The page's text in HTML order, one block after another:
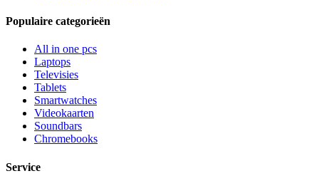
Populaire categorieën
All in one pcs
Laptops
Televisies
Tablets
Smartwatches
Videokaarten
Soundbars
Chromebooks
Service